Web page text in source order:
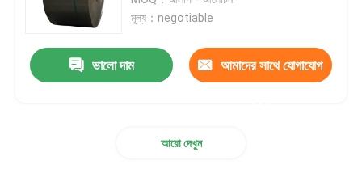
মূল্য：negotiable
ভালো দাম আমাদের সাথে যোগাযোগ
আরো দেখুন